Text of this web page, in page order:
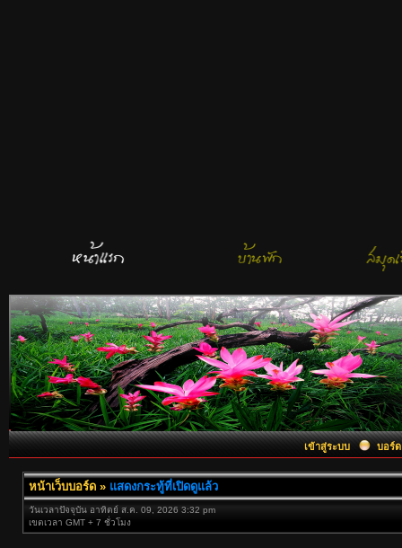
เข้าสู่ระบบ บอร์ด
หน้าเว็บบอร์ด » แสดงกระทู้ที่เปิดดูแล้ว
วันเวลาปัจจุบัน อาทิตย์ ส.ค. 09, 2026 3:32 pm
เขตเวลา GMT + 7 ชั่วโมง